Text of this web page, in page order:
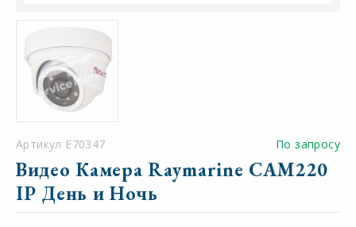
Артикул E70347 По запросу
Видео Камера Raymarine CAM220
IP День и Ночь